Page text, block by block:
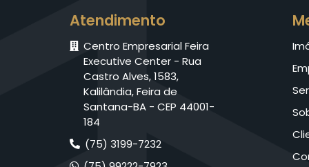
Atendimento
Centro Empresarial Feira
Executive Center - Rua
Castro Alves, 1583,
Kalilândia, Feira de
Santana-BA - CEP 44001-
184
(75) 3199-7232